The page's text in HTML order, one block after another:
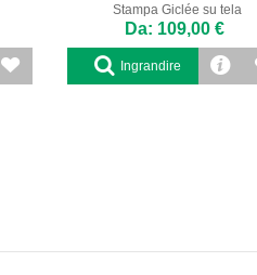
Stampa Giclée su tela
Da: 109,00 €
Ingrandire